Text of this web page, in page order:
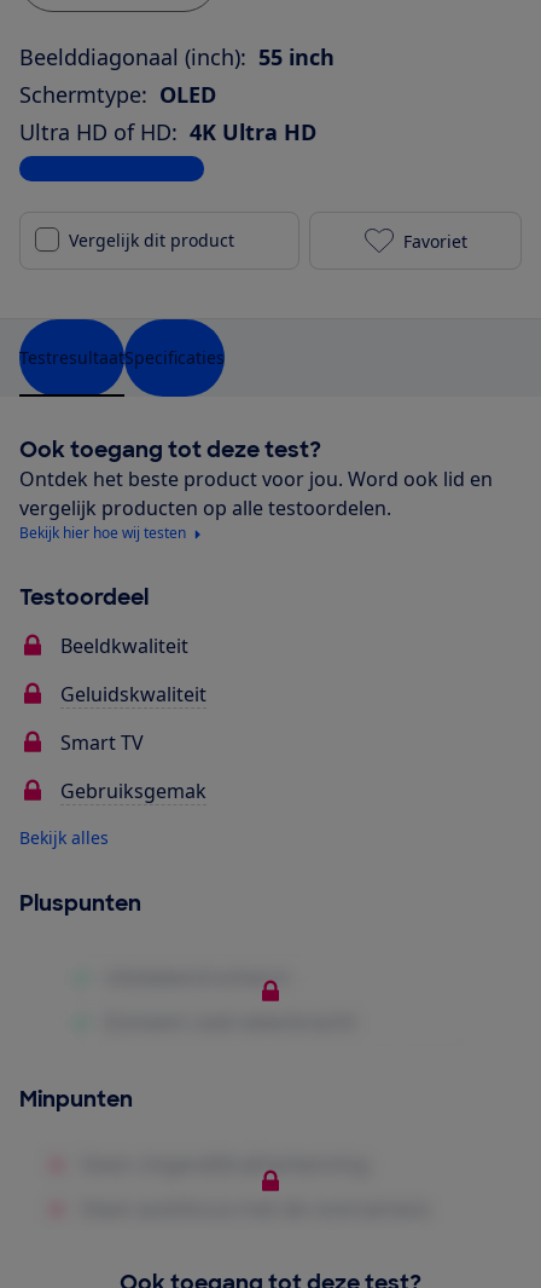
Beelddiagonaal (inch): 55 inch
Schermtype: OLED
Ultra HD of HD: 4K Ultra HD
Bekijk alle specificaties
Vergelijk dit product LG
Favoriet
TestresultaatSpecificaties
Ook toegang tot deze test?
Ontdek het beste product voor jou. Word ook lid en
vergelijk producten op alle testoordelen.
Bekijk hier hoe wij testen
Testoordeel
Beeldkwaliteit
Geluidskwaliteit
Smart TV
Gebruiksgemak
Bekijk alles
Pluspunten
Minpunten